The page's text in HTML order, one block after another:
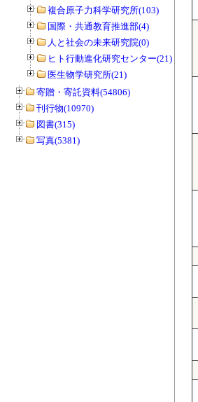
複合原子力科学研究所(103)
国際・共通教育推進部(4)
人と社会の未来研究院(0)
ヒト行動進化研究センター(21)
医生物学研究所(21)
寄贈・寄託資料(54806)
刊行物(10970)
図書(315)
写真(5381)